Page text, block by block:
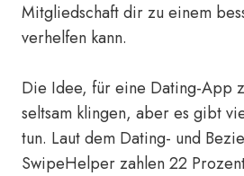
Mitgliedschaft dir zu einem
verhelfen kann.
Die Idee, für eine Dating-App
seltsam klingen, aber es gibt
tun. Laut dem Dating- und
SwipeHelper zahlen 22